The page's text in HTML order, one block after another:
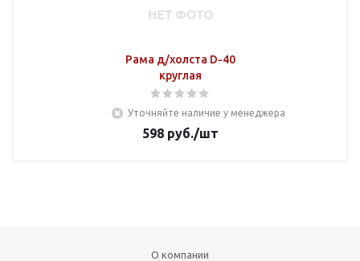
Рама д/холста D-40
круглая
Уточняйте наличие у менеджера
598 руб./шт
О компании